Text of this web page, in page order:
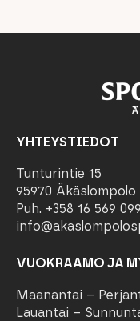
YHTEYSTIEDOT
Tunturintie 15
95970 Äkäslompolo
Puh. +358 16 569 099
VUOKRAAMO JA
Maanantai –
Lauantai –